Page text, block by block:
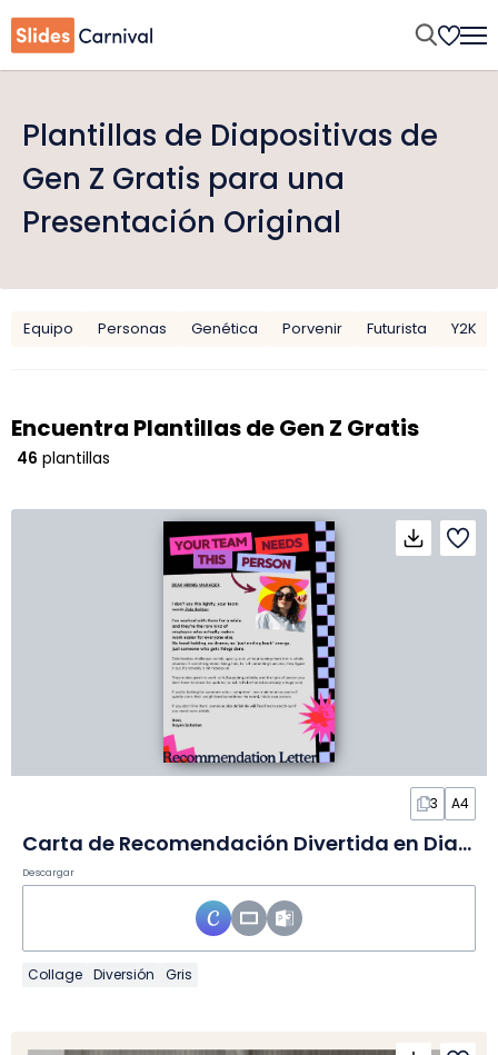
Plantillas de Diapositivas de
Gen Z Gratis para una
Presentación Original
Equipo Personas Genética Porvenir Futurista Y2K
Encuentra Plantillas de Gen Z Gratis
46 plantillas
3 A4
Carta de Recomendación Divertida en Diapositivas
Descargar
Collage Diversión Gris